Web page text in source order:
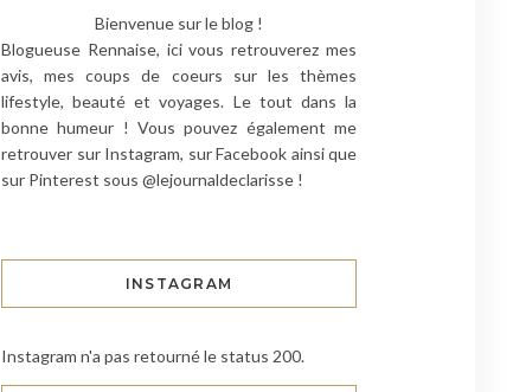
Bienvenue sur le blog !
Blogueuse Rennaise, ici vous retrouverez mes
avis, mes coups de coeurs sur les thèmes
lifestyle, beauté et voyages. Le tout dans la
bonne humeur ! Vous pouvez également me
retrouver sur Instagram, sur Facebook ainsi que
sur Pinterest sous @lejournaldeclarisse !
INSTAGRAM
Instagram n'a pas retourné le status 200.